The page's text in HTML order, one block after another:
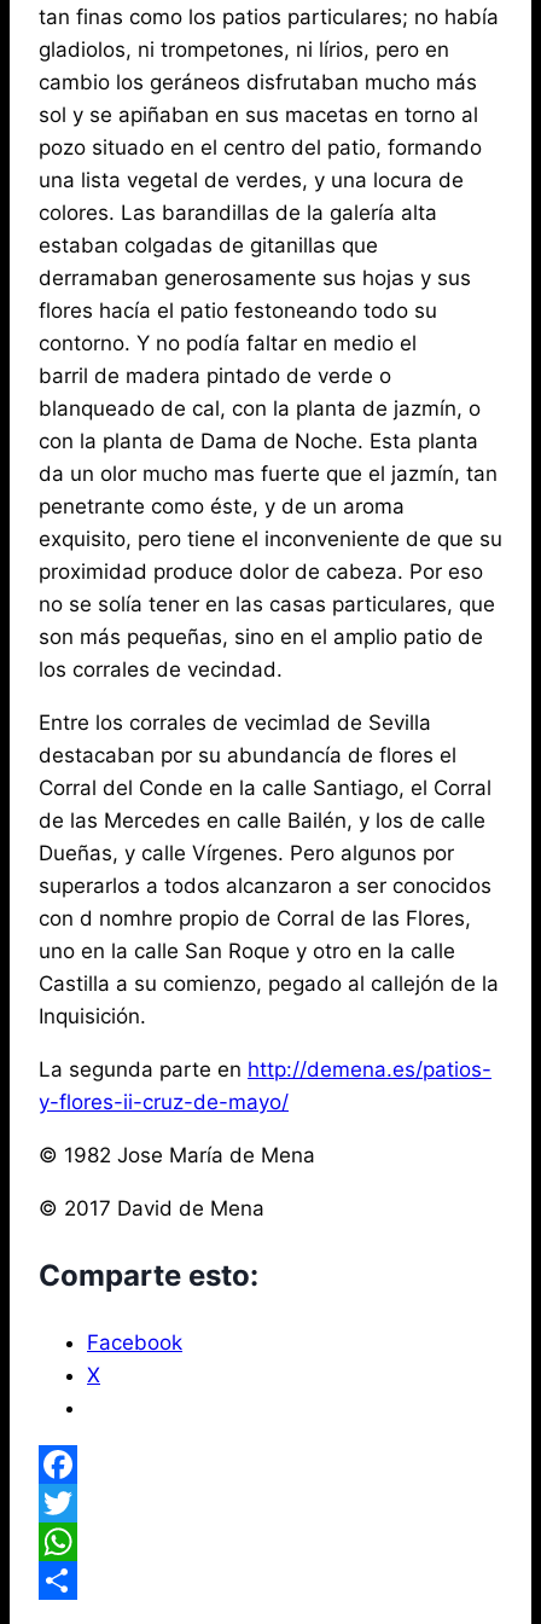
tan finas como los patios particulares; no había
gladiolos, ni trompetones, ni lírios, pero en
cambio los geráneos disfrutaban mucho más
sol y se apiñaban en sus macetas en torno al
pozo situado en el centro del patio, formando
una lista vegetal de verdes, y una locura de
colores. Las barandillas de la galería alta
estaban colgadas de gitanillas que
derramaban generosamente sus hojas y sus
flores hacía el patio festoneando todo su
contorno. Y no podía faltar en medio el
barril de madera pintado de verde o
blanqueado de cal, con la planta de jazmín, o
con la planta de Dama de Noche. Esta planta
da un olor mucho mas fuerte que el jazmín, tan
penetrante como éste, y de un aroma
exquisito, pero tiene el inconveniente de que su
proximidad produce dolor de cabeza. Por eso
no se solía tener en las casas particulares, que
son más pequeñas, sino en el amplio patio de
los corrales de vecindad.
Entre los corrales de vecimlad de Sevilla
destacaban por su abundancía de flores el
Corral del Conde en la calle Santiago, el Corral
de las Mercedes en calle Bailén, y los de calle
Dueñas, y calle Vírgenes. Pero algunos por
superarlos a todos alcanzaron a ser conocidos
con d nomhre propio de Corral de las Flores,
uno en la calle San Roque y otro en la calle
Castilla a su comienzo, pegado al callejón de la
Inquisición.
La segunda parte en http://demena.es/patios-
y-flores-ii-cruz-de-mayo/
© 1982 Jose María de Mena
© 2017 David de Mena
Comparte esto:
Facebook
X
Facebook
Twitter
WhatsApp